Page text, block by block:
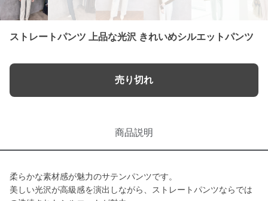
ストレートパンツ 上品な光沢 きれいめシルエットパンツ
売り切れ
商品説明
柔らかな素材感が魅力のサテンパンツです。
美しい光沢が高級感を演出しながら、ストレートパンツならでは